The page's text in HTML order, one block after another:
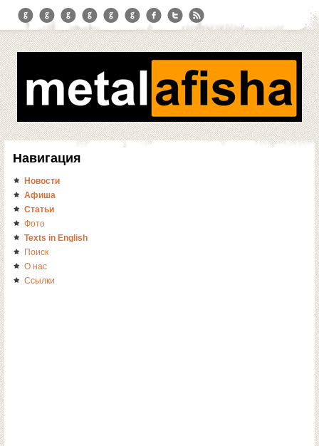
Навигация
Новости
Афиша
Статьи
Фото
Texts in English
Поиск
О нас
Ссылки